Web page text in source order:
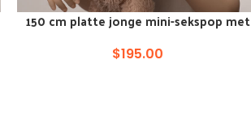
VOEG TOE AAN WINKELKAR
150 cm platte jonge mini-sekspop met
$195.00